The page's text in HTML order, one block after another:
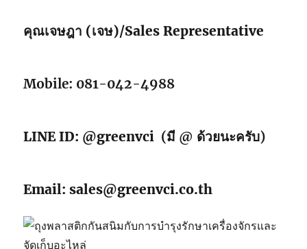
คุณเจษฎา (เจษ)/Sales Representative
Mobile: 081-042-4988
LINE ID: @greenvci (มี @ ด้วยนะครับ)
Email: sales@greenvci.co.th